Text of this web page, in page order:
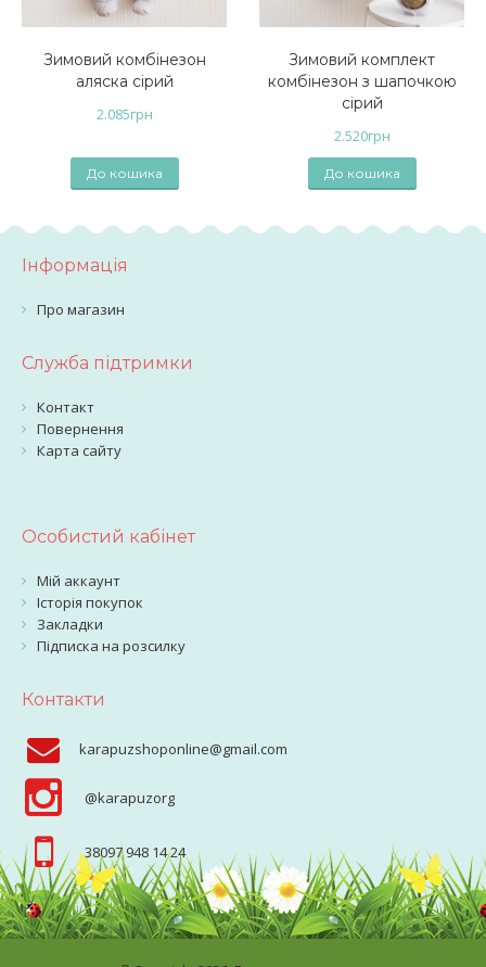
Зимовий комбінезон
аляска сірий
2.085грн
До кошика
Зимовий комплект
комбінезон з шапочкою
сірий
2.520грн
До кошика
Інформація
Про магазин
Служба підтримки
Контакт
Повернення
Карта сайту
Особистий кабінет
Мій аккаунт
Історія покупок
Закладки
Підписка на розсилку
Контакти
karapuzshoponline@gmail.com
@karapuzorg
38097 948 14 24